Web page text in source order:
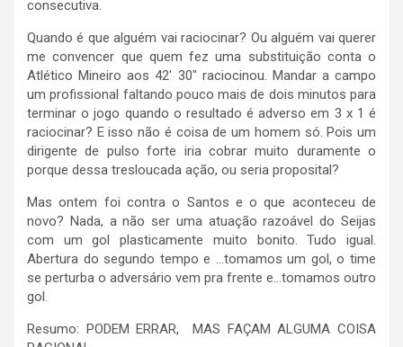
consecutiva.
Quando é que alguém vai raciocinar? Ou alguém vai querer
me convencer que quem fez uma substituição conta o
Atlético Mineiro aos 42′ 30″ raciocinou. Mandar a campo
um profissional faltando pouco mais de dois minutos para
terminar o jogo quando o resultado é adverso em 3 x 1 é
raciocinar? E isso não é coisa de um homem só. Pois um
dirigente de pulso forte iria cobrar muito duramente o
porque dessa tresloucada ação, ou seria proposital?
Mas ontem foi contra o Santos e o que aconteceu de
novo? Nada, a não ser uma atuação razoável do Seijas
com um gol plasticamente muito bonito. Tudo igual.
Abertura do segundo tempo e …tomamos um gol, o time
se perturba o adversário vem pra frente e…tomamos outro
gol.
Resumo: PODEM ERRAR, MAS FAÇAM ALGUMA COISA